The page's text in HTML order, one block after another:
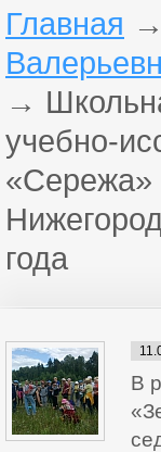
Главная
→
учебно-
«Сережа»
года
В